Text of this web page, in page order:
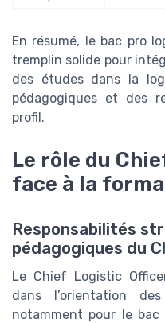
En résumé, le bac pro
tremplin solide pour
des études dans la
pédagogiques et des
profil.
Le rôle du
face à la
Responsabilités
pédagogiques du
Le Chief Logistic
dans l’orientation
notamment pour le